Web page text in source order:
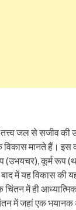
जल से सजीव
मानते हैं। इस
कूर्म रूप
बाद में यह विकास
में ही
में जहां एक